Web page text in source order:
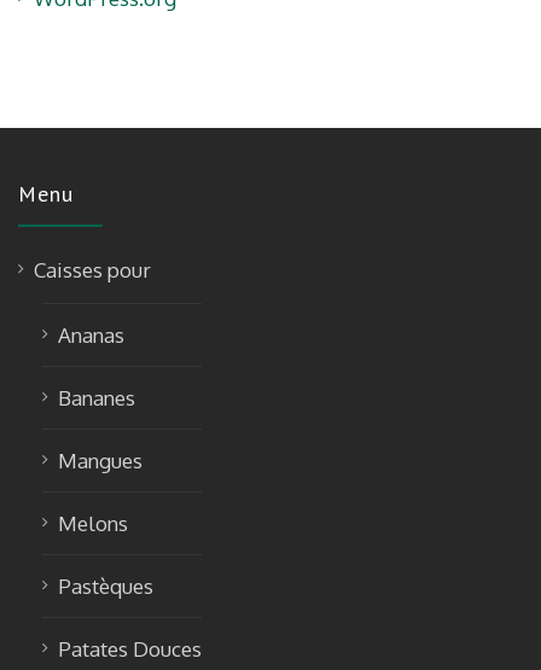
Menu
Caisses pour
Ananas
Bananes
Mangues
Melons
Pastèques
Patates Douces